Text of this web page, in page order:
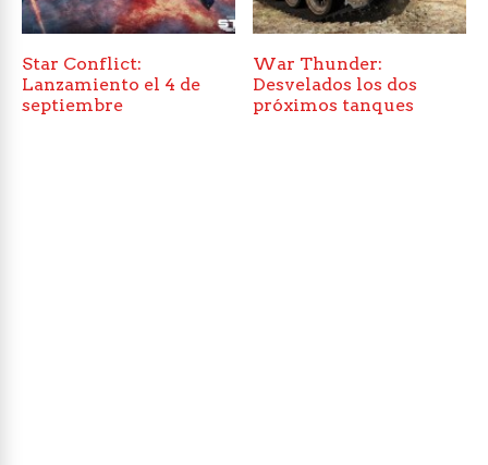
Star Conflict:
Lanzamiento el 4 de
septiembre
War Thunder:
Desvelados los dos
próximos tanques